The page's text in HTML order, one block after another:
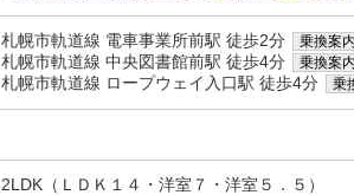
札幌市軌道線 電車事業所前駅 徒歩2分 乗換案内
札幌市軌道線 中央図書館前駅 徒歩4分 乗換案内
札幌市軌道線 ロープウェイ入口駅 徒歩4分 乗
2LDK（ＬＤＫ１４・洋室７・洋室５．５）